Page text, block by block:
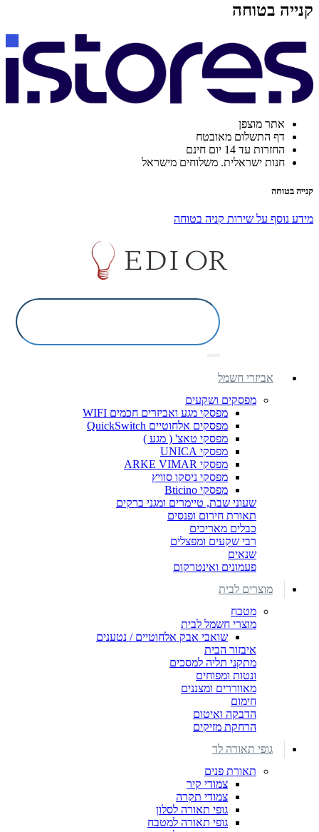
קנייה בטוחה
אתר מוצפן
דף התשלום מאובטח
החזרות עד 14 יום חינם
חנות ישראלית. משלוחים מישראל
קנייה בטוחה
מידע נוסף על שירות קניה בטוחה
אביזרי חשמל
מפסקים ושקעים
מפסקי מגע ואביזרים חכמים WIFI
מפסקים אלחוטיים QuickSwitch
מפסקי טאצ' ( מגע )
מפסקי UNICA
מפסקי ARKE VIMAR
מפסקי ניסקו סוויץ
מפסקי Bticino
שעוני שבת, טיימרים ומגני ברקים
תאורת חירום ופנסים
כבלים מאריכים
רבי שקעים ומפצלים
שנאים
פעמונים ואינטרקום
מוצרים לבית
מטבח
מוצרי חשמל לבית
שואבי אבק אלחוטיים / נטענים
איבזור הבית
מתקני תליה למסכים
ונטות ומפוחים
מאווררים ומצננים
חימום
הדבקה ואיטום
הרחקת מזיקים
גופי תאורה לד
תאורת פנים
צמודי קיר
צמודי תקרה
גופי תאורה לסלון
גופי תאורה למטבח